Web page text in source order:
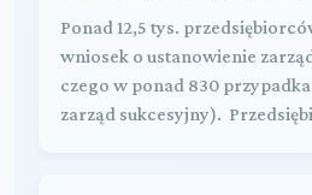
Ponad 12,5 tys.
wniosek o ustanowienie
czego w ponad 830
zarząd sukcesyjny).